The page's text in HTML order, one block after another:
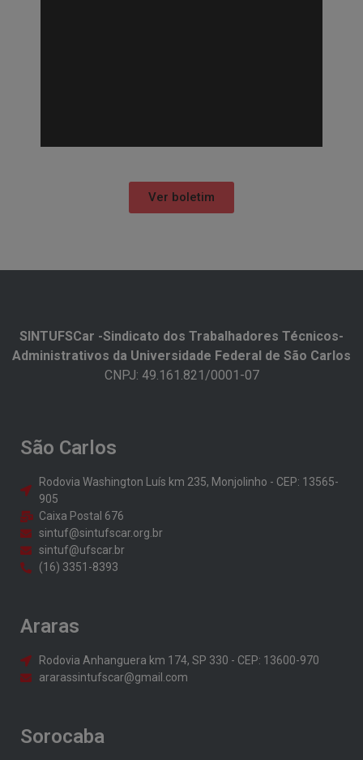
Ver boletim
SINTUFSCar -Sindicato dos Trabalhadores Técnicos-
Administrativos da Universidade Federal de São Carlos​
CNPJ: 49.161.821/0001-07
São Carlos
Rodovia Washington Luís km 235, Monjolinho - CEP: 13565-
905
Caixa Postal 676
sintuf@sintufscar.org.br
sintuf@ufscar.br
(16) 3351-8393
Araras
Rodovia Anhanguera km 174, SP 330 - CEP: 13600-970
ararassintufscar@gmail.com
Sorocaba